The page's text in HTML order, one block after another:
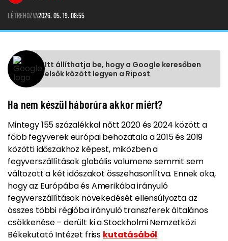
LÉTREHOZVA2026. 05. 19. 08:55
Itt állíthatja be, hogy a Google keresőben
elsők között legyen a Ripost
Ha nem készül háborúra akkor miért?
Mintegy 155 százalékkal nőtt 2020 és 2024 között a
főbb fegyverek európai behozatala a 2015 és 2019
közötti időszakhoz képest, miközben a
fegyverszállítások globális volumene semmit sem
változott a két időszakot összehasonlítva. Ennek oka,
hogy az Európába és Amerikába irányuló
fegyverszállítások növekedését ellensúlyozta az
összes többi régióba irányuló transzferek általános
csökkenése – derült ki a Stockholmi Nemzetközi
Békekutató Intézet friss kutatásából.